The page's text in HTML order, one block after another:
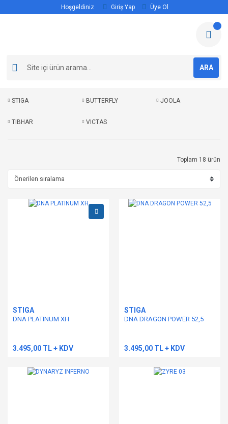
Hoşgeldiniz Giriş Yap Üye Ol
ARA
STIGA BUTTERFLY JOOLA
TIBHAR VICTAS
Toplam 18 ürün
STIGA
DNA PLATINUM XH
3.495,00 TL + KDV
STIGA
DNA DRAGON POWER 52,5
3.495,00 TL + KDV